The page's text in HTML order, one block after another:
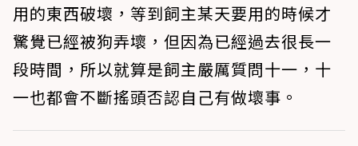
用的東西破壞，等到飼主某天要用的時候才
驚覺已經被狗弄壞，但因為已經過去很長一
段時間，所以就算是飼主嚴厲質問十一，十
一也都會不斷搖頭否認自己有做壞事。